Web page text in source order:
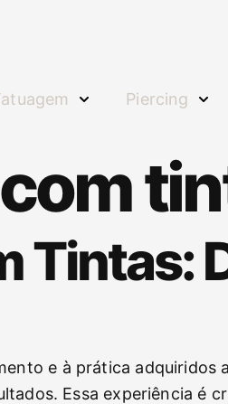
Piercing
Tintas:
e à prática
Essa experiência é